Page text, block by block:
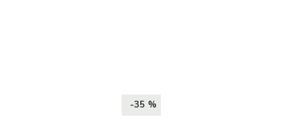
-35 %